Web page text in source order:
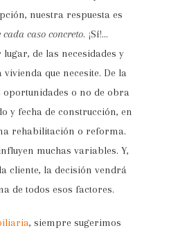
nuestra respuesta es
cada caso concreto. ¡Sí!…
de las necesidades y
que necesite. De la
oportunidades o no de obra
y fecha de construcción, en
rehabilitación o reforma.
muchas variables. Y,
cliente, la decisión vendrá
de todos esos factores.
, siempre sugerimos